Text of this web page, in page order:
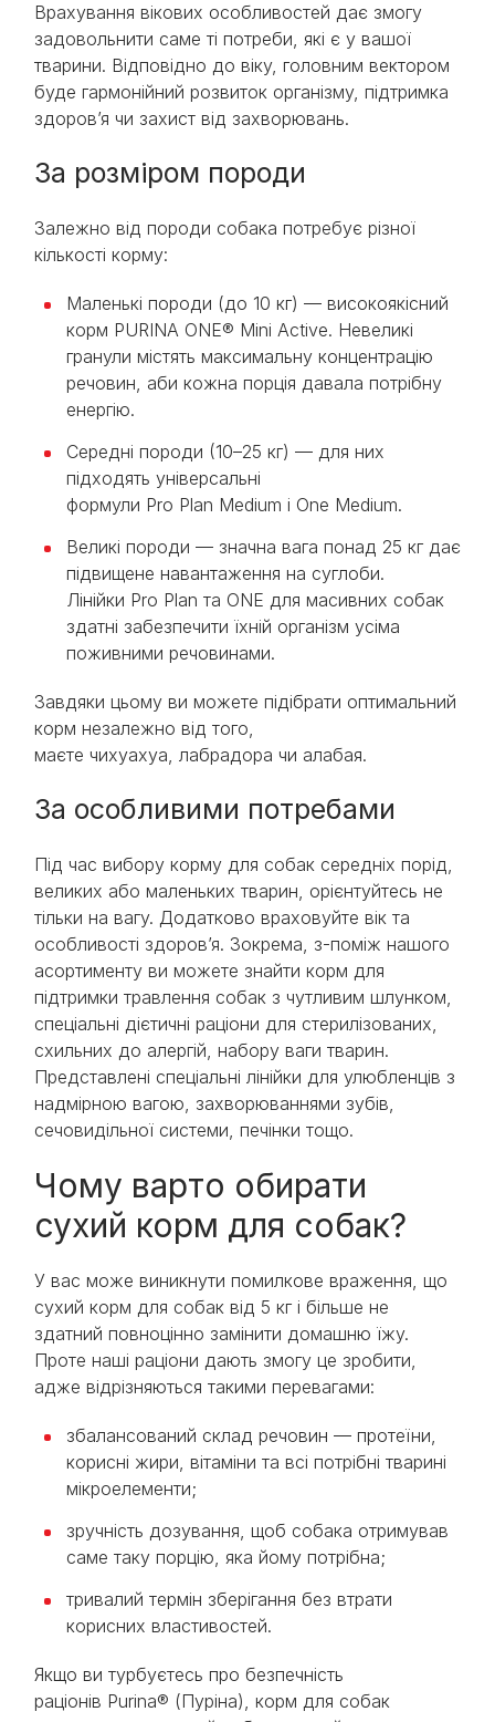
Врахування вікових особливостей дає змогу
задовольнити саме ті потреби, які є у вашої
тварини. Відповідно до віку, головним вектором
буде гармонійний розвиток організму, підтримка
здоров’я чи захист від захворювань.
За розміром породи
Залежно від породи собака потребує різної
кількості корму:
Маленькі породи (до 10 кг) — високоякісний
корм PURINA ONE® Mini Active. Невеликі
гранули містять максимальну концентрацію
речовин, аби кожна порція давала потрібну
енергію.
Середні породи (10–25 кг) — для них
підходять універсальні
формули Pro Plan Medium і One Medium.
Великі породи — значна вага понад 25 кг дає
підвищене навантаження на суглоби.
Лінійки Pro Plan та ONE для масивних собак
здатні забезпечити їхній організм усіма
поживними речовинами.
Завдяки цьому ви можете підібрати оптимальний
корм незалежно від того,
маєте чихуахуа, лабрадора чи алабая.
За особливими потребами
Під час вибору корму для собак середніх порід,
великих або маленьких тварин, орієнтуйтесь не
тільки на вагу. Додатково враховуйте вік та
особливості здоров’я. Зокрема, з-поміж нашого
асортименту ви можете знайти корм для
підтримки травлення собак з чутливим шлунком,
спеціальні дієтичні раціони для стерилізованих,
схильних до алергій, набору ваги тварин.
Представлені спеціальні лінійки для улюбленців з
надмірною вагою, захворюваннями зубів,
сечовидільної системи, печінки тощо.
Чому варто обирати
сухий корм для собак?
У вас може виникнути помилкове враження, що
сухий корм для собак від 5 кг і більше не
здатний повноцінно замінити домашню їжу.
Проте наші раціони дають змогу це зробити,
адже відрізняються такими перевагами:
збалансований склад речовин — протеїни,
корисні жири, вітаміни та всі потрібні тварині
мікроелементи;
зручність дозування, щоб собака отримував
саме таку порцію, яка йому потрібна;
тривалий термін зберігання без втрати
корисних властивостей.
Якщо ви турбуєтесь про безпечність
раціонів Purina® (Пуріна), корм для собак